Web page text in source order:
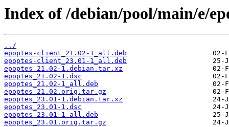
Index of /debian/pool/main/e/
../
epoptes-client_21.02-1_all.deb
epoptes-client_23.01-1_all.deb
epoptes_21.02-1.debian.tar.xz
epoptes_21.02-1.dsc
epoptes_21.02-1_all.deb
epoptes_21.02.orig.tar.gz
epoptes_23.01-1.debian.tar.xz
epoptes_23.01-1.dsc
epoptes_23.01-1_all.deb
epoptes_23.01.orig.tar.gz